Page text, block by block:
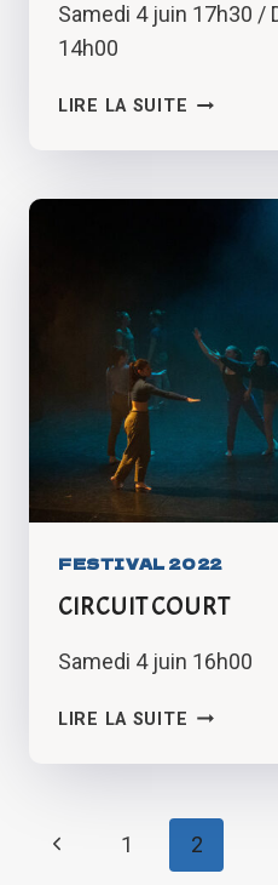
Samedi 4 juin 17h30 /
14h00
LIRE LA SUITE QUELQUE
VEUT
FESTIVAL 2022
CIRCUIT COURT
Samedi 4 juin 16h00
LIRE LA SUITE CIRCUIT
NAVIGATION
Page
1 2